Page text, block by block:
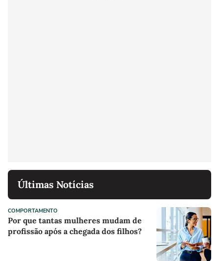
Últimas Notícias
COMPORTAMENTO
Por que tantas mulheres mudam de
profissão após a chegada dos filhos?